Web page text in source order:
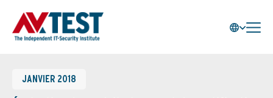
JANVIER 2018